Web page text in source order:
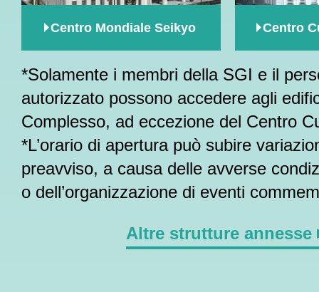
Centro Mondiale Seikyo Centro
*Solamente i membri della SGI e il
autorizzato possono accedere agli
Complesso, ad eccezione del Centro
*L’orario di apertura può subire
preavviso, a causa delle avverse
o dell’organizzazione di eventi
Altre strutture annesse